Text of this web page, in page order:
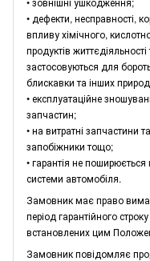
• дефекти, несправності,
впливу хімічного,
продуктів
застосовуються для
блискавки та інших
• експлуатаційне
запчастин;
• на витратні запчастини
запобіжники тощо;
• гарантія не поширюється
системи автомобіля.
Замовник має право
період гарантійного
встановлених цим
Замовник повідомляє